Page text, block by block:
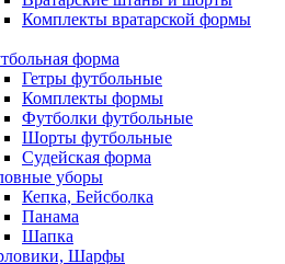
Комплекты вратарской формы
форма
Гетры футбольные
Комплекты формы
Футболки футбольные
Шорты футбольные
Судейская форма
уборы
Кепка, Бейсболка
Панама
Шапка
Шарфы